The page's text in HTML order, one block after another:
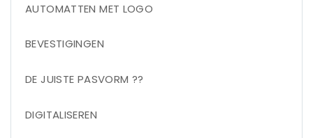
AUTOMATTEN MET LOGO
BEVESTIGINGEN
DE JUISTE PASVORM ??
DIGITALISEREN